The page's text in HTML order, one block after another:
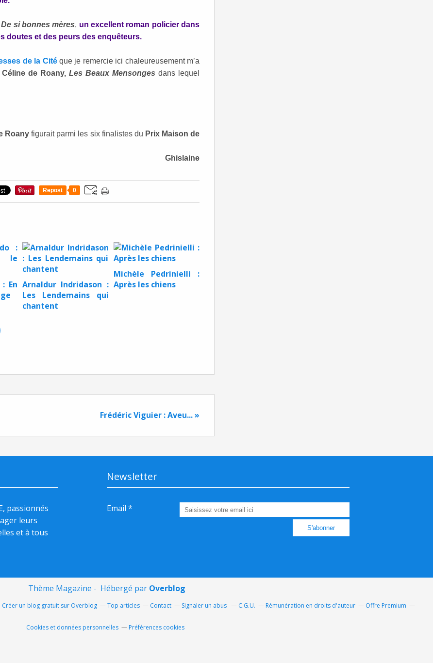
De si bonnes mères, un excellent roman policier dans
doutes et des peurs des enquêteurs.
de la Citéque je remercie ici chaleureusement m’a
Céline de Roany, Les Beaux Mensonges dans lequel
Roany figurait parmi les six finalistes du Prix Maison de
Ghislaine
Repost 0
En Arnaldur Indridason :
Les Lendemains qui
chantent
Michèle Pedrinielli :
Après les chiens
Frédéric Viguier : Aveu... »
passionnés
leurs
et à tous
Newsletter
Email
Thème Magazine - Hébergé par Overblog
Créer un blog gratuit sur Overblog Top articles Contact Signaler un abus C.G.U. Rémunération en droits d'auteur Offre Premium
Cookies et données personnelles Préférences cookies